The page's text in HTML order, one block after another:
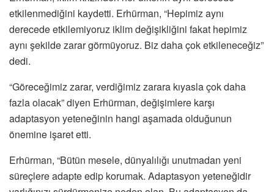
etkilenmediğini kaydetti. Erhürman, “Hepimiz aynı
derecede etkilemiyoruz iklim değişikliğini fakat hepimiz
aynı şekilde zarar görmüyoruz. Biz daha çok etkileneceğiz”
dedi.
“Göreceğimiz zarar, verdiğimiz zarara kıyasla çok daha
fazla olacak” diyen Erhürman, değişimlere karşı
adaptasyon yeteneğinin hangi aşamada olduğunun
önemine işaret etti.
Erhürman, “Bütün mesele, dünyalılığı unutmadan yeni
süreçlere adapte edip korumak. Adaptasyon yeteneğidir